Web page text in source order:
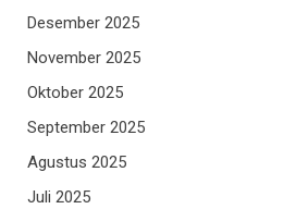
Desember 2025
November 2025
Oktober 2025
September 2025
Agustus 2025
Juli 2025